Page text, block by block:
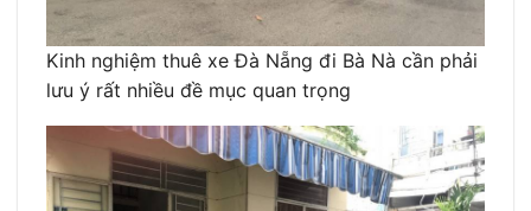
Kinh nghiệm thuê xe Đà Nẵng đi Bà Nà cần phải
lưu ý rất nhiều đề mục quan trọng